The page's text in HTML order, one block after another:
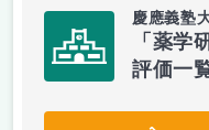
慶應義塾
「薬学
評価一